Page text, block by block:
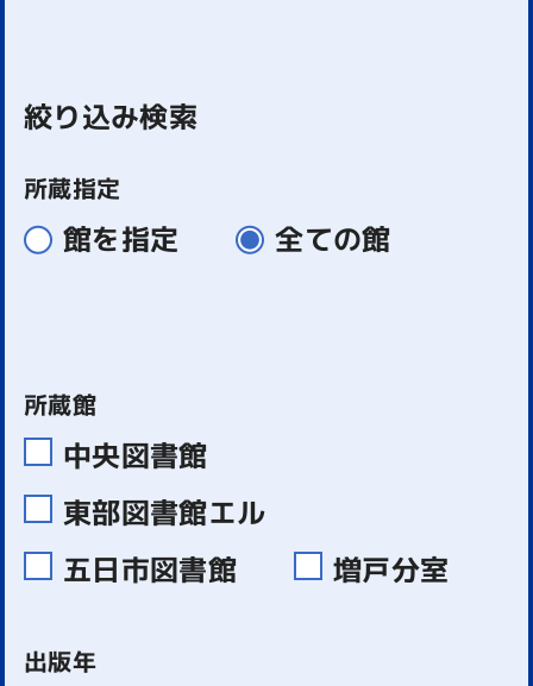
絞り込み検索
所蔵指定
館を指定 全ての館
所蔵館
中央図書館
東部図書館エル
五日市図書館
増戸分室
出版年